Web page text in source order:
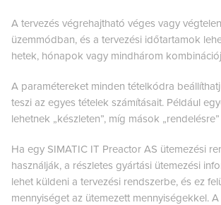
A tervezés végrehajtható véges vagy
üzemmódban, és a tervezési időtartamok
hetek, hónapok vagy mindhárom
A paramétereket minden tételkódra
teszi az egyes tételek számításait. Például
lehetnek „készleten”, míg mások
Ha egy SIMATIC IT Preactor AS ütemezési
használják, a részletes gyártási ütemezési
lehet küldeni a tervezési rendszerbe, és ez
mennyiséget az ütemezett mennyiségekkel.